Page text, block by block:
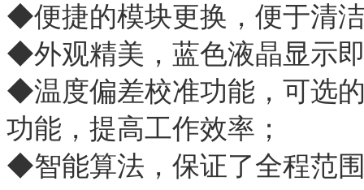
◆便捷的模块更换，便于清
◆外观精美，蓝色液晶显示
◆温度偏差校准功能，可选
功能，提高工作效率；
◆智能算法，保证了全程范